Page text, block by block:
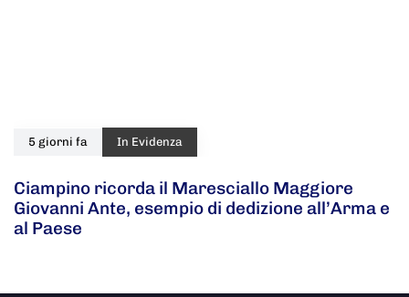
5 giorni fa In Evidenza
Ciampino ricorda il Maresciallo Maggiore
Giovanni Ante, esempio di dedizione all’Arma e
al Paese